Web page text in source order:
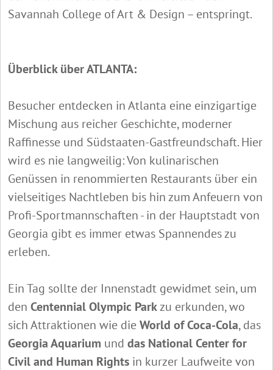
Savannah College of Art & Design – entspringt.
Überblick über ATLANTA:
Besucher entdecken in Atlanta eine einzigartige
Mischung aus reicher Geschichte, moderner
Raffinesse und Südstaaten-Gastfreundschaft. Hier
wird es nie langweilig: Von kulinarischen
Genüssen in renommierten Restaurants über ein
vielseitiges Nachtleben bis hin zum Anfeuern von
Profi-Sportmannschaften - in der Hauptstadt von
Georgia gibt es immer etwas Spannendes zu
erleben.
Ein Tag sollte der Innenstadt gewidmet sein, um
den Centennial Olympic Parkzu erkunden, wo
sich Attraktionen wie dieWorld of Coca-Cola, das
Georgia Aquarium und das National Center for
Civil and Human Rights in kurzer Laufweite von